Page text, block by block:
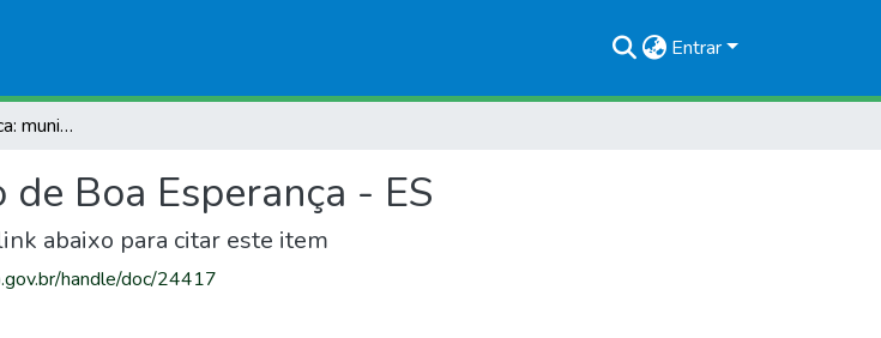
Entrar
Carta geomorfológica: município de Boa Esperança - ES
Boa Esperança - ES
abaixo para citar este item
handle/doc/24417